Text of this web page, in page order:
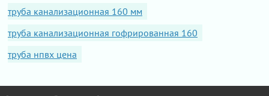
труба канализационная 160 мм
труба канализационная гофрированная 160
труба нпвх цена